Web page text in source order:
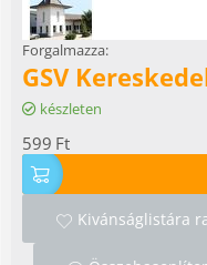
Forgalmazza:
GSV
készleten
599 Ft
Kivánságlistára